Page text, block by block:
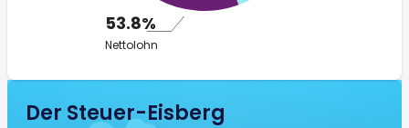
53.8%
Nettolohn
Der Steuer-Eisberg